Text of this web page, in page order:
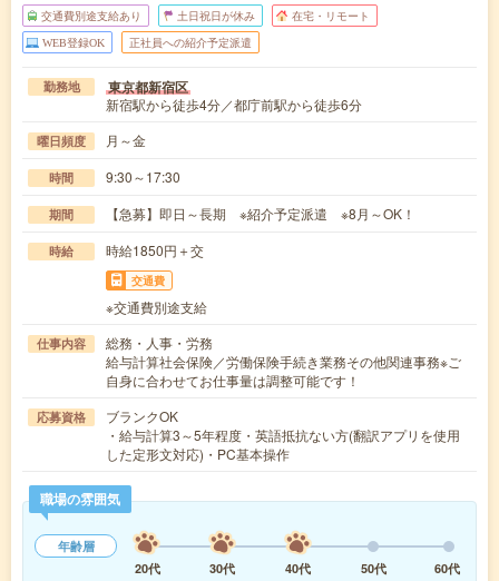
交通費別途支給あり 土日祝日が休み 在宅・リモート
WEB登録OK 正社員への紹介予定派遣
勤務地 東京都新宿区
新宿駅から徒歩4分／都庁前駅から徒歩6分
曜日頻度 月～金
時間 9:30～17:30
期間 【急募】即日～長期 ※紹介予定派遣 ※8月～OK！
時給 時給1850円＋交
交通費
※交通費別途支給
仕事内容
総務・人事・労務
給与計算社会保険／労働保険手続き業務その他関連事務※ご
自身に合わせてお仕事量は調整可能です！
応募資格
ブランクOK
・給与計算3～5年程度・英語抵抗ない方(翻訳アプリを使用
した定形文対応)・PC基本操作
職場の雰囲気
年齢層
20代
30代 40代 50代 60代